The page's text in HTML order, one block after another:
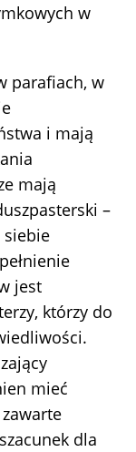
w
parafiach, w
i mają
mają
–
siebie
jest
którzy do
mieć
dla